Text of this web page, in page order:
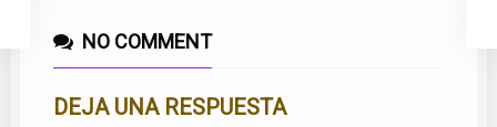
NO COMMENT
DEJA UNA RESPUESTA